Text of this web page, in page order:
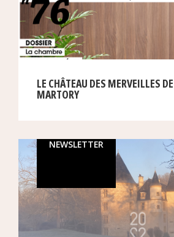
LE CHÂTEAU DES MERVEILLES
MARTORY
NEWSLETTER